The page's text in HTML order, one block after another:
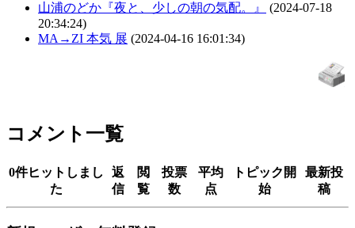
山浦のどか『夜と、少しの朝の気配。』
(2024-07-18
20:34:24)
MA→ZI 本気 展 (2024-04-16 16:01:34)
コメント一覧
0件ヒットしまし
た
返
信
閲
覧
投票
数
平均
点
トピック開
始
最新投
稿